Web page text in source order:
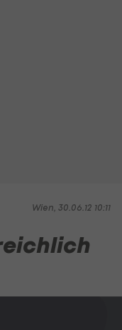
Wien, 30.06.12 10:11